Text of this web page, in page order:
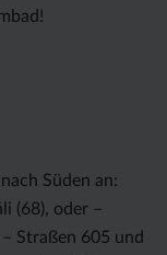
Süden an:
(68), oder –
Straßen 605 und